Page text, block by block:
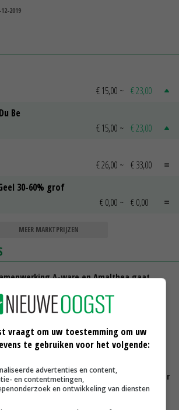
2019
€ 15,00 ~ € 23,00
Be
€ 15,00 ~ € 23,00
€ 26,00 ~ € 33,00
30-60% grof
€ 0,00 ~ € 0,00
MEER MARKTPRIJZEN
A-ware en Amalthea gaat
16:01
vraag naar geitenzuivel blijft
Nederland in Europese top
15:33
varkensstapel krimpt, pluimveesector
door schaalvergroting
vraagt om uw toestemming om uw
te gebruiken voor het volgende:
advertenties en content,
en contentmetingen,
en ontwikkeling van diensten